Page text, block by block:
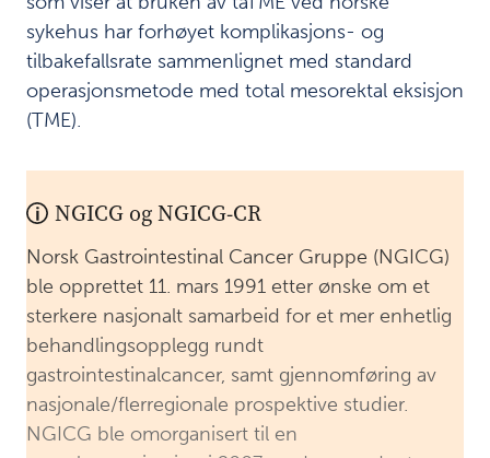
invasive
metoder
Manglende
nasjonal
over
som fikk
utført
taTME
Pasientens
rett til
medvirkning
og
informasjon
sykehus har forhøyet komplikasjons- og
tilbakefallsrate sammenlignet med standard
operasjonsmetode med total mesorektal eksisjon
(TME).
NGICG og NGICG-CR
Norsk Gastrointestinal Cancer Gruppe (NGICG)
ble opprettet 11. mars 1991 etter ønske om et
sterkere nasjonalt samarbeid for et mer enhetlig
behandlingsopplegg rundt
gastrointestinalcancer, samt gjennomføring av
nasjonale/flerregionale prospektive studier.
NGICG ble omorganisert til en